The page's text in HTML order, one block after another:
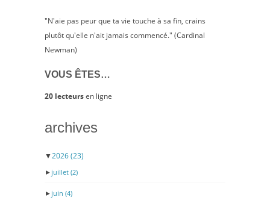
"N'aie pas peur que ta vie touche à sa fin, crains
plutôt qu'elle n'ait jamais commencé." (Cardinal
Newman)
VOUS ÊTES…
20 lecteursen ligne
archives
▼2026(23)
► juillet (2)
► juin (4)